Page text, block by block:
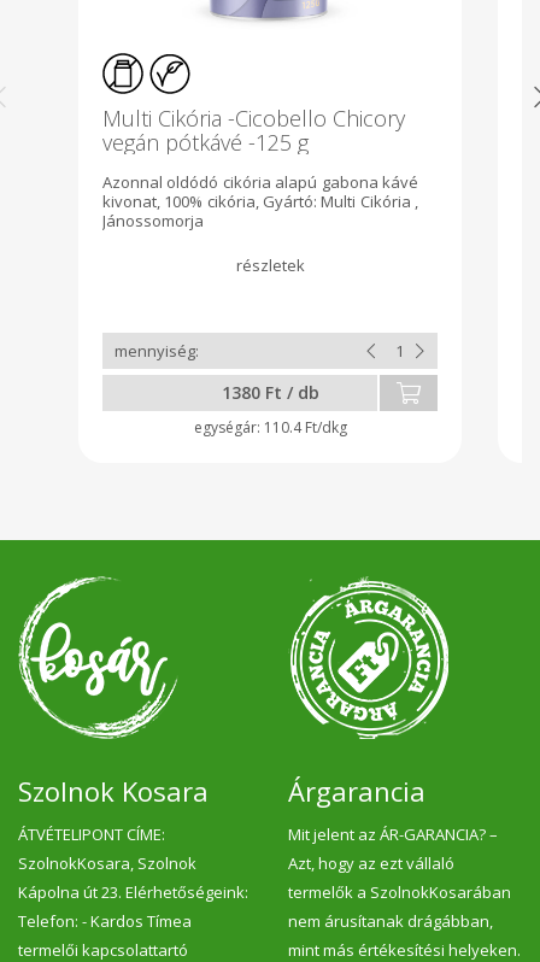
Multi Cikória -Cicobello Chicory
vegán pótkávé -125 g
Azonnal oldódó cikória alapú gabona kávé
kivonat, 100% cikória, Gyártó: Multi Cikória ,
Jánossomorja
1380 Ft / db
110.4 Ft/dkg
Szolnok Kosara
ÁTVÉTELIPONT CÍME:
SzolnokKosara, Szolnok
Kápolna út 23. Elérhetőségeink:
Telefon: - Kardos Tímea
termelői kapcsolattartó
Árgarancia
Mit jelent az ÁR-GARANCIA? –
Azt, hogy az ezt vállaló
termelők a SzolnokKosarában
nem árusítanak drágábban,
mint más értékesítési helyeken.